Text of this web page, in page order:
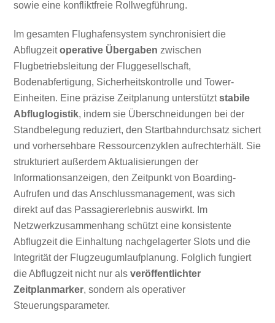
sowie eine konfliktfreie Rollwegführung.
Im gesamten Flughafensystem synchronisiert die
Abflugzeitoperative Übergaben zwischen
Flugbetriebsleitung der Fluggesellschaft,
Bodenabfertigung, Sicherheitskontrolle und Tower-
Einheiten. Eine präzise Zeitplanung unterstütztstabile
Abfluglogistik, indem sie Überschneidungen bei der
Standbelegung reduziert, den Startbahndurchsatz sichert
und vorhersehbare Ressourcenzyklen aufrechterhält. Sie
strukturiert außerdem Aktualisierungen der
Informationsanzeigen, den Zeitpunkt von Boarding-
Aufrufen und das Anschlussmanagement, was sich
direkt auf das Passagiererlebnis auswirkt. Im
Netzwerkzusammenhang schützt eine konsistente
Abflugzeit die Einhaltung nachgelagerter Slots und die
Integrität der Flugzeugumlaufplanung. Folglich fungiert
die Abflugzeit nicht nur alsveröffentlichter
Zeitplanmarker, sondern als operativer
Steuerungsparameter.